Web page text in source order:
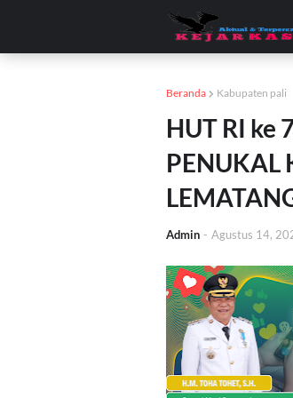
Beranda Kabupaten pali
HUT RI ke
PENUKAL
Admin - Agustus 14,